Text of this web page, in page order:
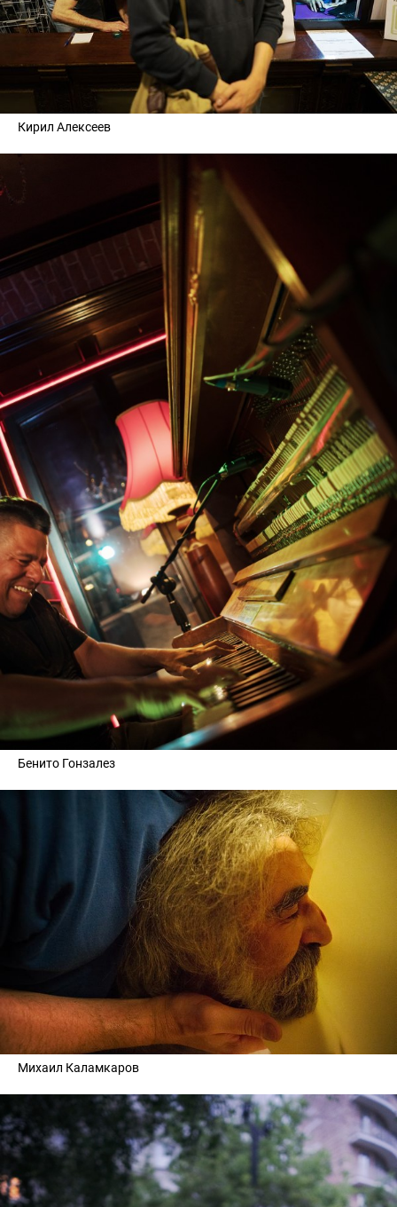
Кирил Алексеев
Бенито Гонзалез
Михаил Каламкаров